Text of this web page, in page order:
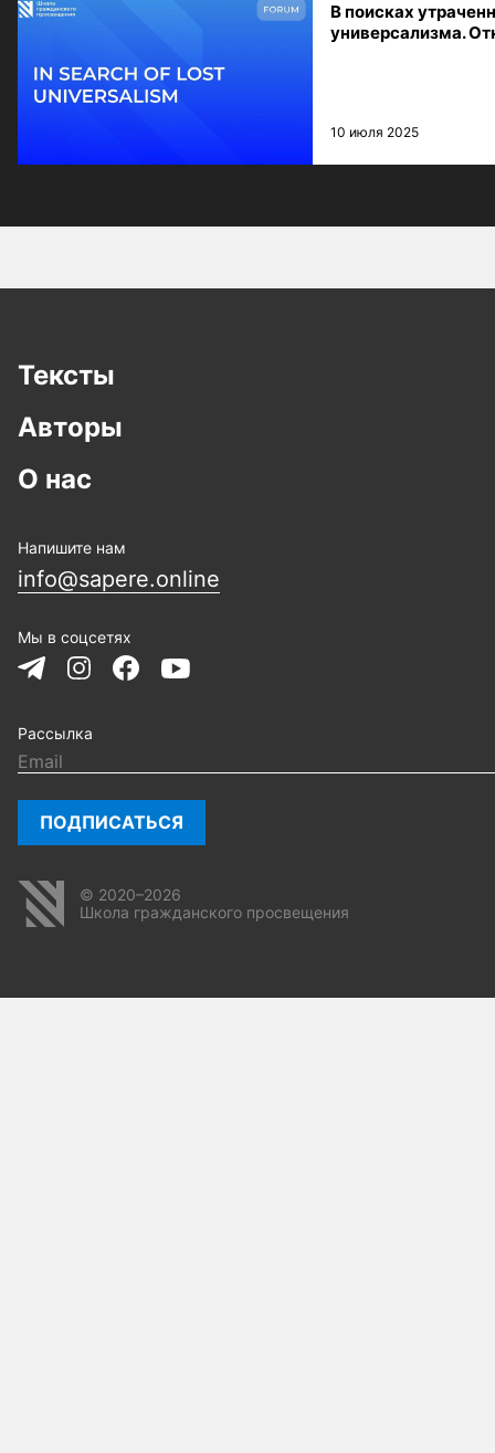
В поисках
универсализма.
10 июля 2025
Тексты
Авторы
О нас
Напишите нам
info@sapere.online
Мы в соцсетях
Рассылка
ПОДПИСАТЬСЯ
© 2020–2026
Школа гражданского просвещения